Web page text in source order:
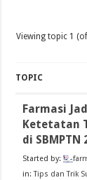
Viewing topic 1
TOPIC
Farmasi
Ketetatan
di SBMPTN
Started by:
in:Tips dan Trik